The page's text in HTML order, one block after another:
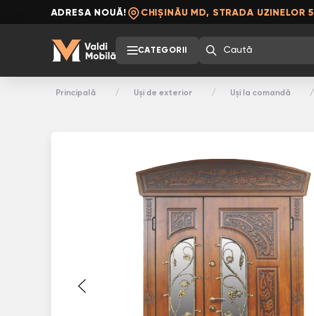
ADRESA NOUĂ! CHIȘINĂU MD, STRADA UZINELOR 5
CATEGORII
Principală Uși de exterior Uși la comandă